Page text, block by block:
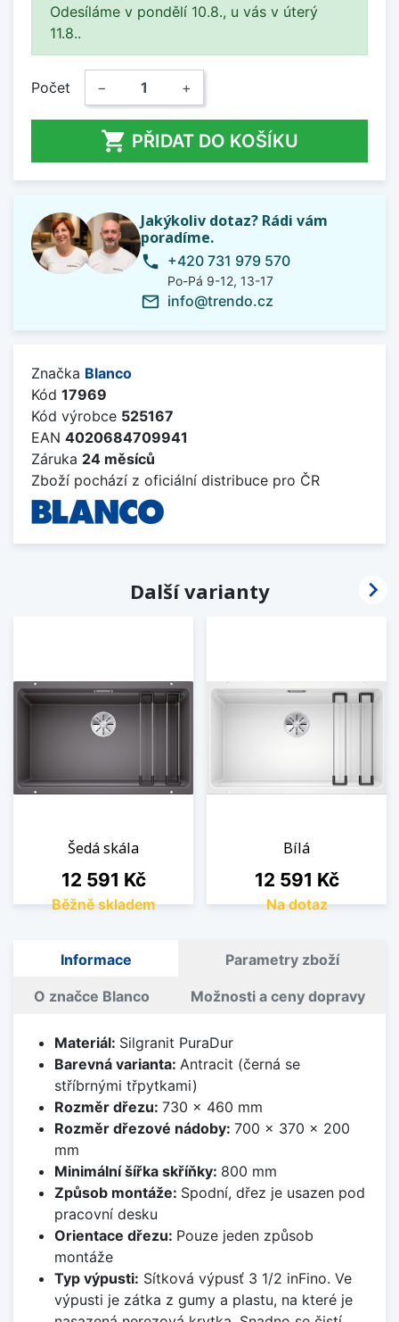
Odesíláme v pondělí 10.8., u vás v úterý
11.8..
Počet − +
 PŘIDAT DO KOŠÍKU
Jakýkoliv dotaz? Rádi vám
poradíme.
phone +420 731 979 570
Po-Pá 9-12, 13-17
mail_outline info@trendo.cz
Značka Blanco
Kód 17969
Kód výrobce 525167
EAN 4020684709941
Záruka 24 měsíců
Zboží pochází z oficiální distribuce pro ČR
Další varianty
Šedá skála
Cena
12 591 Kč
Běžně skladem
Bílá
Cena
12 591 Kč
Na dotaz

Informace Parametry zboží
O značce Blanco Možnosti a ceny dopravy
Materiál: Silgranit PuraDur
Barevná varianta: Antracit (černá se
stříbrnými třpytkami)
Rozměr dřezu: 730 x 460 mm
Rozměr dřezové nádoby: 700 x 370 x 200
mm
Minimální šířka skříňky: 800 mm
Způsob montáže: Spodní, dřez je usazen pod
pracovní desku
Orientace dřezu: Pouze jeden způsob
montáže
Typ výpusti: Sítková výpusť 3 1/2 inFino. Ve
výpusti je zátka z gumy a plastu, na které je